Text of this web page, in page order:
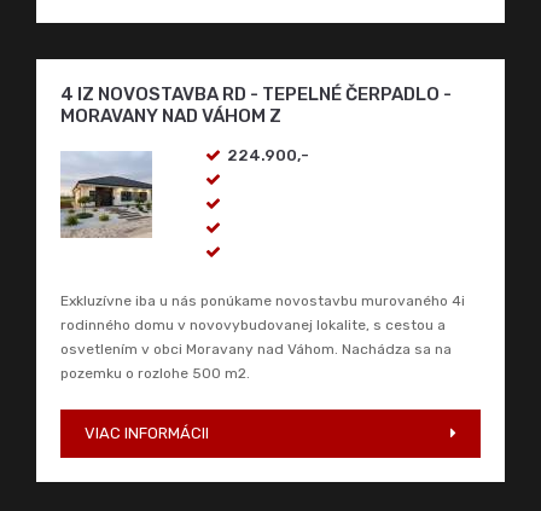
4 IZ NOVOSTAVBA RD - TEPELNÉ ČERPADLO -
MORAVANY NAD VÁHOM Z
224.900,-
Exkluzívne iba u nás ponúkame novostavbu murovaného 4i
rodinného domu v novovybudovanej lokalite, s cestou a
osvetlením v obci Moravany nad Váhom. Nachádza sa na
pozemku o rozlohe 500 m2.
VIAC INFORMÁCII